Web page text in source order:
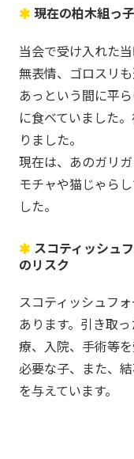
現在の柏木組っ
当会で受け入れた
無表情、ゴロスリ
あっという間に平
に食べていました
りました。
現在は、あのガリ
モチャや猫じゃら
した。
スコティッシュ
のリスク
スコティッシュフ
あります。引き取
療、入院、手術等
必要な子、また、
を与えています。